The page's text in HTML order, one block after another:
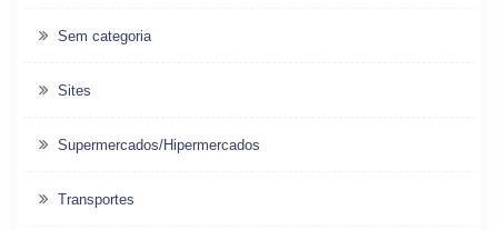
Sem categoria
Sites
Supermercados/Hipermercados
Transportes